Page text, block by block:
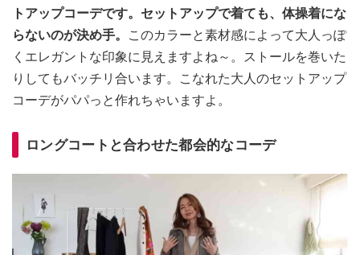
トアップコーデです。セットアップで着ても、体操着にな
らないのが決め手。
このカラーと素材感によって大人っぽ
くエレガントな印象に見えますよね～。ストールを巻いた
りしてもバッチリ合います。こなれた大人のセットアップ
コーデがパパっと作れちゃいますよ。
ロングコートと合わせた都会的なコーデ